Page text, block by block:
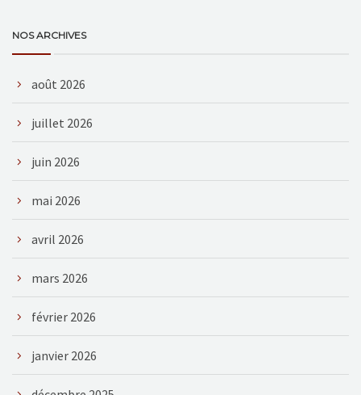
NOS ARCHIVES
août 2026
juillet 2026
juin 2026
mai 2026
avril 2026
mars 2026
février 2026
janvier 2026